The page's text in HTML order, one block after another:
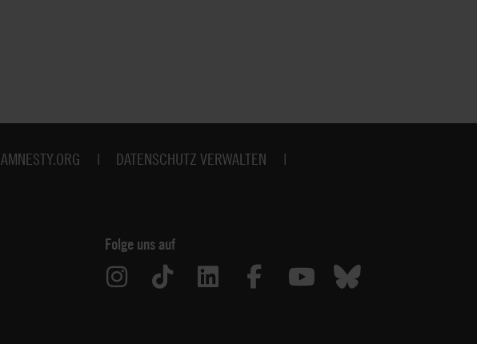
AMNESTY.ORG
DATENSCHUTZ VERWALTEN
Folge uns auf